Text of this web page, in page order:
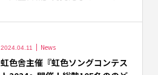
2024.04.11 News
虹色舎主催『虹色ソングコンテス